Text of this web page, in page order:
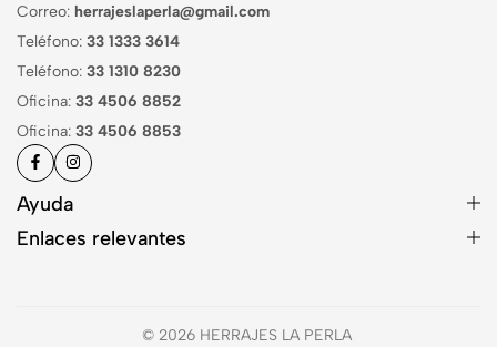
Correo: herrajeslaperla@gmail.com
Teléfono: 33 1333 3614
Teléfono: 33 1310 8230
Oficina: 33 4506 8852
Oficina: 33 4506 8853
Ayuda
Enlaces relevantes
© 2026 HERRAJES LA PERLA